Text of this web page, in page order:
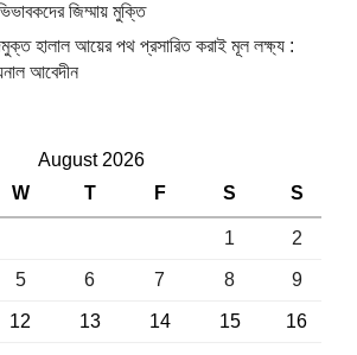
জিম্মায় মুক্তি
হালাল আয়ের পথ প্রসারিত করাই মূল লক্ষ্য :
আবেদীন
August 2026
W T F S S
1 2
5 6 7 8 9
12 13 14 15 16